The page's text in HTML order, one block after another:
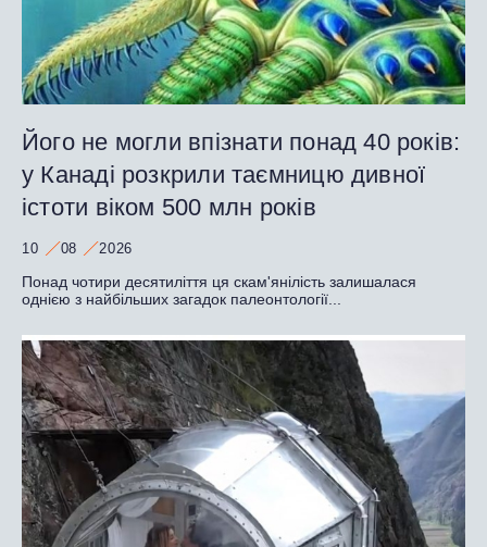
Його не могли впізнати понад 40 років:
у Канаді розкрили таємницю дивної
істоти віком 500 млн років
10 08 2026
Понад чотири десятиліття ця скам'янілість залишалася
однією з найбільших загадок палеонтології...